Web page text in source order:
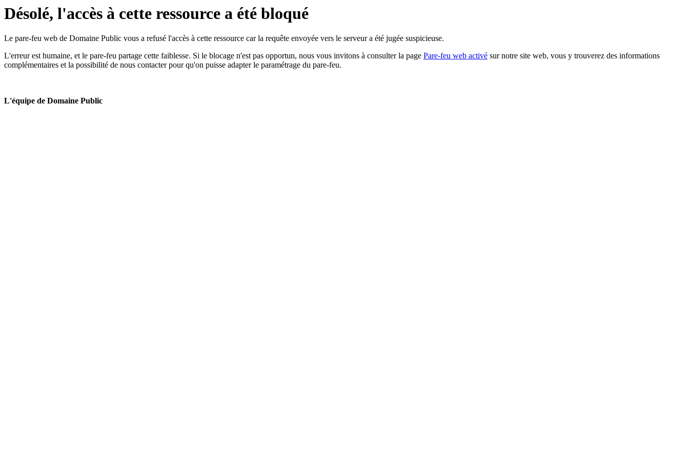
Désolé, l'accès à cette ressource a été bloqué
Le pare-feu web de Domaine Public vous a refusé l'accès à cette ressource car la requête envoyée vers le serveur a été jugée suspicieuse.
L'erreur est humaine, et le pare-feu partage cette faiblesse. Si le blocage n'est pas opportun, nous vous invitons à consulter la page Pare-feu web activé sur notre site web, vous y trouverez des informations
complémentaires et la possibilité de nous contacter pour qu'on puisse adapter le paramétrage du pare-feu.
L'équipe de Domaine Public